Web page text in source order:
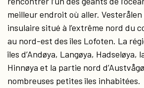
meilleur endroit où aller.
insulaire situé à l’extrême nord du
au nord-est des îles Lofoten. La
îles d’Andøya, Langøya, Hadseløya,
Hinnøya et la partie nord
nombreuses petites îles inhabitées.